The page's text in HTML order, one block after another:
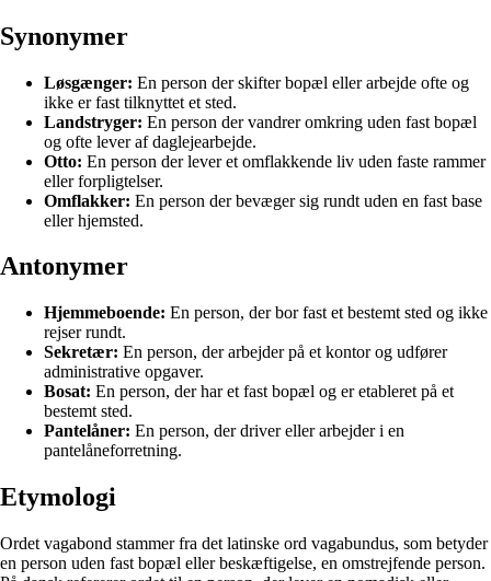
Synonymer
Løsgænger: En person der skifter bopæl eller arbejde ofte og
ikke er fast tilknyttet et sted.
Landstryger: En person der vandrer omkring uden fast bopæl
og ofte lever af daglejearbejde.
Otto: En person der lever et omflakkende liv uden faste rammer
eller forpligtelser.
Omflakker: En person der bevæger sig rundt uden en fast base
eller hjemsted.
Antonymer
Hjemmeboende: En person, der bor fast et bestemt sted og ikke
rejser rundt.
Sekretær: En person, der arbejder på et kontor og udfører
administrative opgaver.
Bosat: En person, der har et fast bopæl og er etableret på et
bestemt sted.
Pantelåner: En person, der driver eller arbejder i en
pantelåneforretning.
Etymologi
Ordet vagabond stammer fra det latinske ord vagabundus, som betyder
en person uden fast bopæl eller beskæftigelse, en omstrejfende person.